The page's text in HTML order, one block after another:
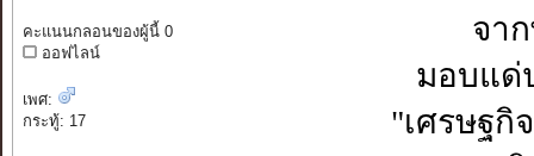
คะแนนกลอนของผู้นี้ 0
ออฟไลน์
เพศ:
กระทู้: 17
จา
มอบแด่
"เศรษฐกิ